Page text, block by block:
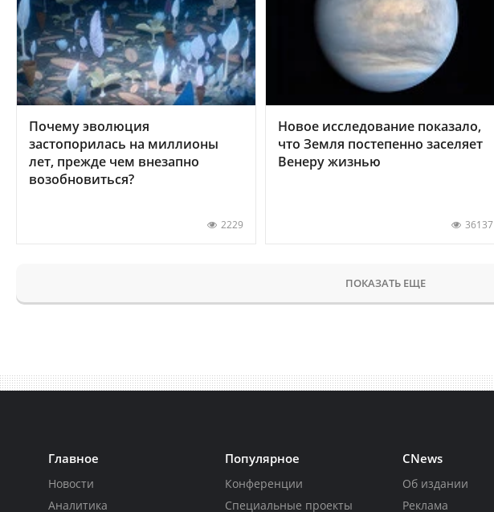
Почему эволюция
застопорилась на миллионы
лет, прежде чем внезапно
возобновиться?
2229
Новое исследование показало,
что Земля постепенно заселяет
Венеру жизнью
36137
ПОКАЗАТЬ ЕЩЕ
Главное
Новости
Аналитика
Популярное
Конференции
Специальные проекты
CNews
Об издании
Реклама